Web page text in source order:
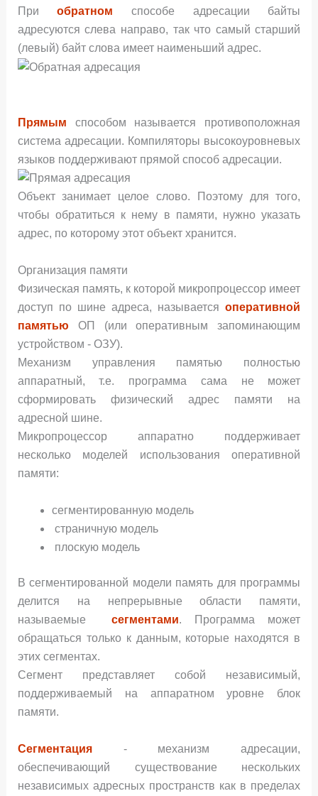
Приобратном способе адресации байты
адресуются слева направо, так что самый старший
(левый) байт слова имеет наименьший адрес.
Прямым способом называется противоположная
система адресации. Компиляторы высокоуровневых
языков поддерживают прямой способ адресации.
Объект занимает целое слово. Поэтому для того,
чтобы обратиться к нему в памяти, нужно указать
адрес, по которому этот объект хранится.
Организация памяти
Физическая память, к которой микропроцессор имеет
доступ по шине адреса, называетсяоперативной
памятью ОП (или оперативным запоминающим
устройством - ОЗУ).
Механизм управления памятью полностью
аппаратный, т.е. программа сама не может
сформировать физический адрес памяти на
адресной шине.
Микропроцессор аппаратно поддерживает
несколько моделей использования оперативной
памяти:
сегментированную модель
страничную модель
плоскую модель
В сегментированной модели память для программы
делится на непрерывные области памяти,
называемые сегментами. Программа может
обращаться только к данным, которые находятся в
этих сегментах.
Сегмент представляет собой независимый,
поддерживаемый на аппаратном уровне блок
памяти.
Сегментация- механизм адресации,
обеспечивающий существование нескольких
независимых адресных пространств как в пределах